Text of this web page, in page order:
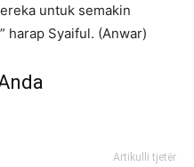
untuk semakin
harap Syaiful. (Anwar)
Artikulli tjetër